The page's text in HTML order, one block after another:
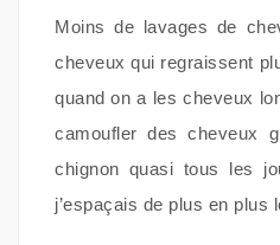
Moins de lavages de
cheveux qui regraissent
quand on a les cheveux
camoufler des cheveux
chignon quasi tous les
j’espaçais de plus en